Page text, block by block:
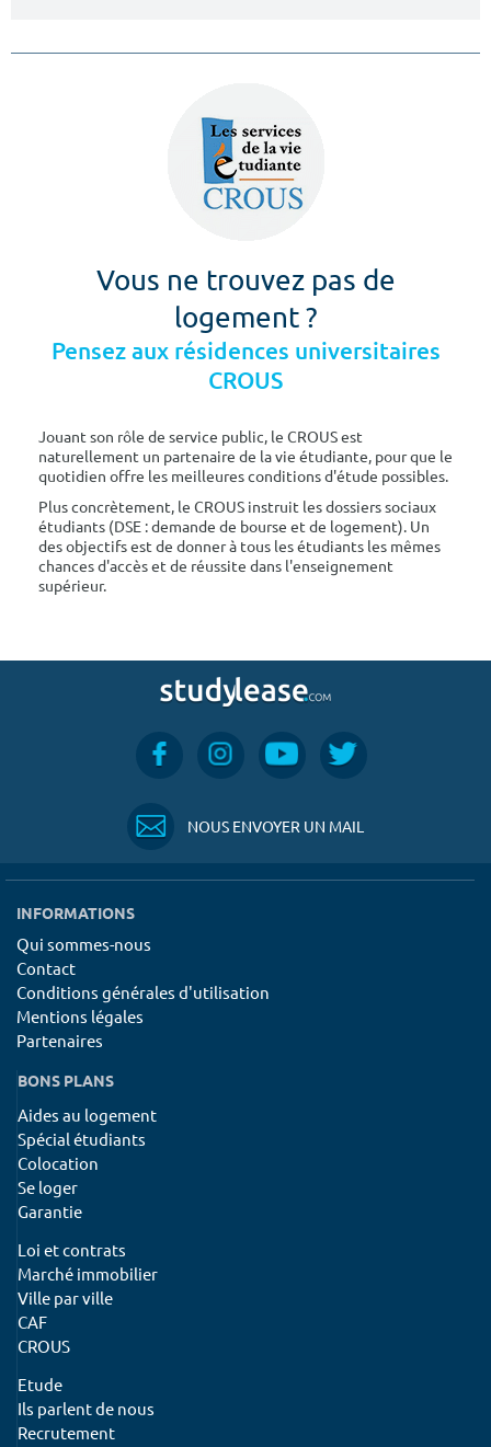
Vous ne trouvez pas de
logement ?
Pensez aux résidences universitaires
CROUS
Jouant son rôle de service public, le CROUS est
naturellement un partenaire de la vie étudiante, pour que le
quotidien offre les meilleures conditions d'étude possibles.
Plus concrètement, le CROUS instruit les dossiers sociaux
étudiants (DSE : demande de bourse et de logement). Un
des objectifs est de donner à tous les étudiants les mêmes
chances d'accès et de réussite dans l'enseignement
supérieur.
NOUS ENVOYER UN MAIL
INFORMATIONS
Qui sommes-nous
Contact
Conditions générales d'utilisation
Mentions légales
Partenaires
BONS PLANS
Aides au logement
Spécial étudiants
Colocation
Se loger
Garantie
Loi et contrats
Marché immobilier
Ville par ville
CAF
CROUS
Etude
Ils parlent de nous
Recrutement